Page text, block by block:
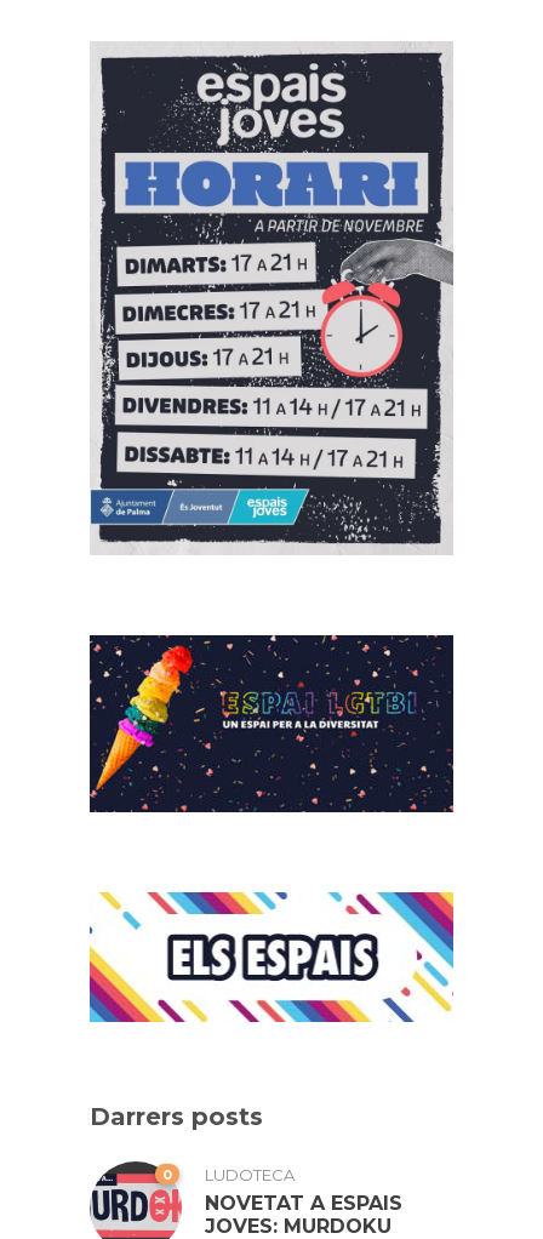
Darrers posts
0 LUDOTECA
NOVETAT A ESPAIS
JOVES: MURDOKU